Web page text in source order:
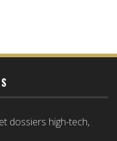
dossiers high-tech,